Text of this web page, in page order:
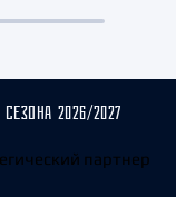
2026/2027